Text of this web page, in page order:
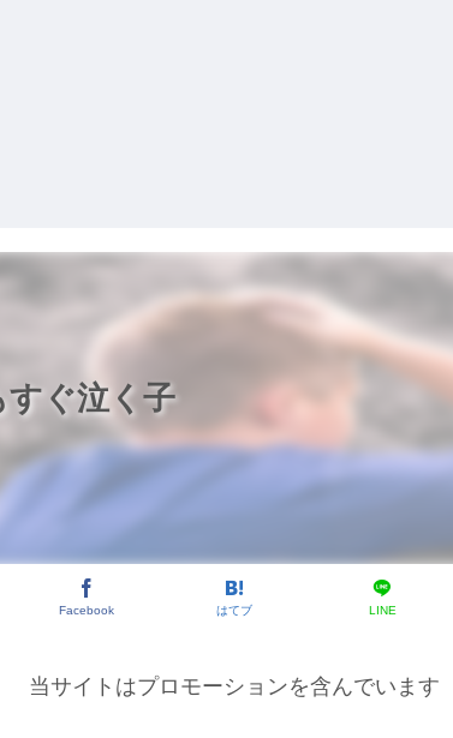
ぐ泣く子
Facebook はてブ LINE
当サイトはプロモーションを含んでいます